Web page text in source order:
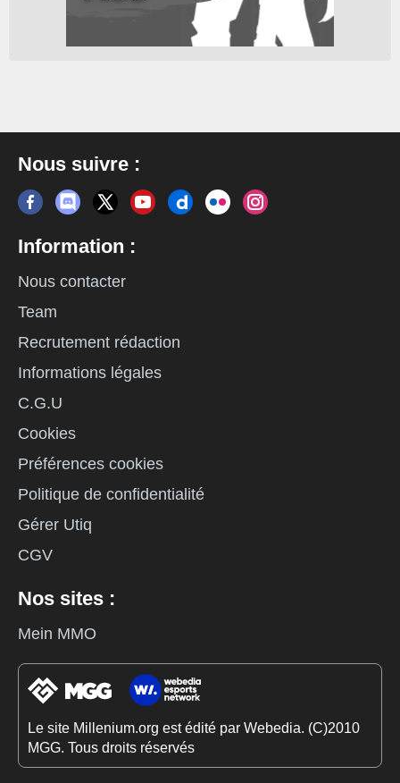
Nous suivre :
Information :
Nous contacter
Team
Recrutement rédaction
Informations légales
C.G.U
Cookies
Préférences cookies
Politique de confidentialité
Gérer Utiq
CGV
Nos sites :
Mein MMO
Le site Millenium.org est édité par Webedia. (C)2010
MGG. Tous droits réservés